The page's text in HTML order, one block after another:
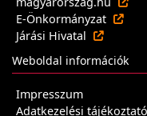
E-Önkormányzat
Járási Hivatal
Weboldal információk
Impresszum
Adatkezelési tájékoztató